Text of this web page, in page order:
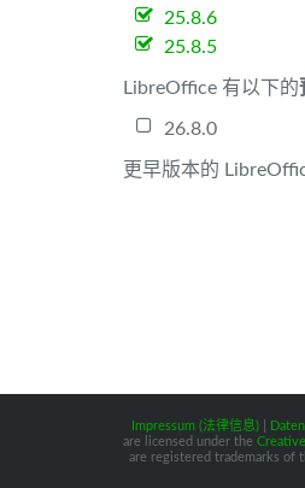
25.8.6
25.8.5
LibreOffice 有以下的
26.8.0
更早版本的
Impressum (法律信息)
are licensed under the
are registered trademarks of